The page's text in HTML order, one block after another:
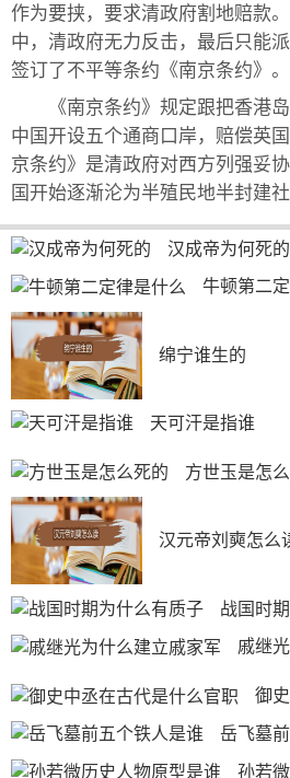
作为要挟，要求清政府割地赔款
中，清政府无力反击，最后只能
签订了不平等条约《南京条约》。
《南京条约》规定跟把香港
中国开设五个通商口岸，赔偿英
京条约》是清政府对西方列强妥
国开始逐渐沦为半殖民地半封建社
汉成帝为何死的
牛顿第二
绵宁谁生的
天可汗是指谁
方世玉是怎
汉元帝刘奭怎么
战国时
戚继
御
岳飞墓
孙若